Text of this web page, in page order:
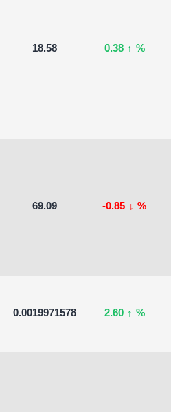
18.58 0.38 ↑ %
69.09 -0.85 ↓ %
0.0019971578 2.60 ↑ %